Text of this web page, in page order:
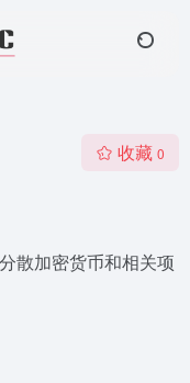
收藏 0
散加密货币和相关项